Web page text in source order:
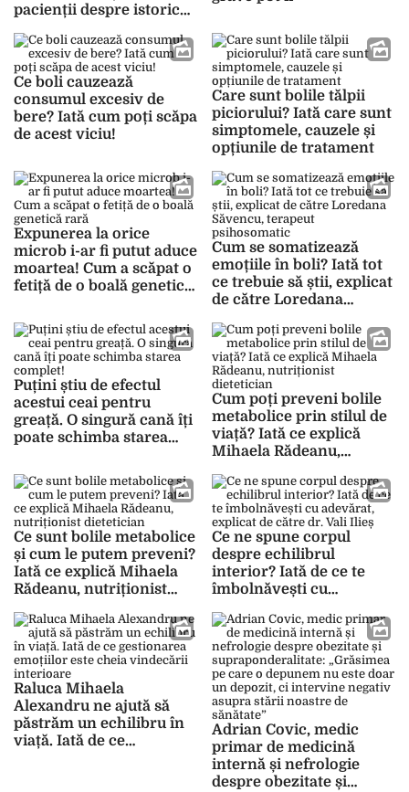
pacienții despre istoricul
Ce boli cauzează
consumul excesiv de
bere? Iată cum poți scăpa
de acest viciu!
Care sunt bolile tălpii
piciorului? Iată care sunt
simptomele, cauzele și
opțiunile de tratament
Expunerea la orice
microb i-ar fi putut aduce
moartea! Cum a scăpat o
fetiță de o boală genetică
Cum se somatizează
emoțiile în boli? Iată tot
ce trebuie să știi, explicat
de către Loredana
psihosomatic
Puțini știu de efectul
acestui ceai pentru
greață. O singură cană îți
poate schimba starea
Cum poți preveni bolile
metabolice prin stilul de
viață? Iată ce explică
Mihaela Rădeanu,
Ce sunt bolile metabolice
și cum le putem preveni?
Iată ce explică Mihaela
Rădeanu, nutriționist
Ce ne spune corpul
despre echilibrul
interior? Iată de ce te
îmbolnăvești cu
către dr. Vali Ilieș
Raluca Mihaela
Alexandru ne ajută să
păstrăm un echilibru în
viață. Iată de ce
Adrian Covic, medic
primar de medicină
internă și nefrologie
despre obezitate și